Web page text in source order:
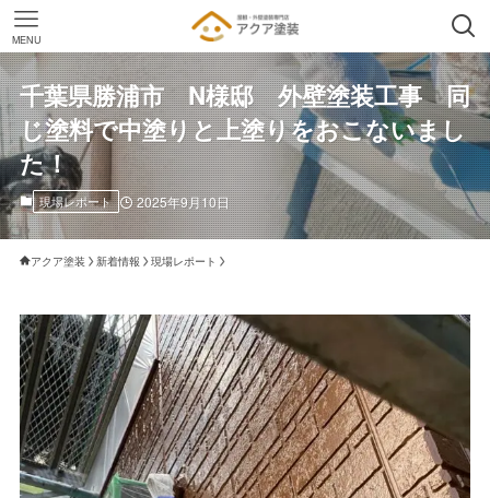
MENU
千葉県勝浦市 N様邸 外壁塗装工事 同
じ塗料で中塗りと上塗りをおこないまし
た！
現場レポート 2025年9月10日
アクア塗装 新着情報 現場レポート